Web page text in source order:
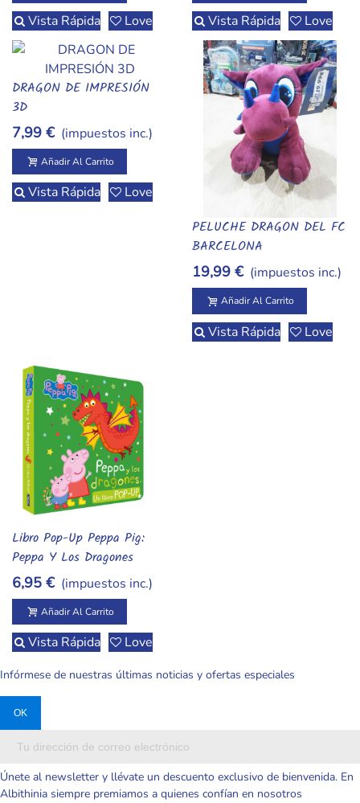
Vista Rápida Love Vista Rápida Love
Añadir Al Carrito
DRAGON DE IMPRESIÓN
3D
7,99 € (impuestos inc.)
Añadir Al Carrito
Vista Rápida Love
Añadir Al Carrito
PELUCHE DRAGON DEL FC
BARCELONA
19,99 € (impuestos inc.)
Añadir Al Carrito
Vista Rápida Love
Añadir Al Carrito
Libro Pop-Up Peppa Pig:
Peppa Y Los Dragones
6,95 € (impuestos inc.)
Añadir Al Carrito
Vista Rápida Love
Infórmese de nuestras últimas noticias y ofertas especiales
Únete al newsletter y llévate un descuento exclusivo de bienvenida. En
Albithinia siempre premiamos a quienes confían en nosotros